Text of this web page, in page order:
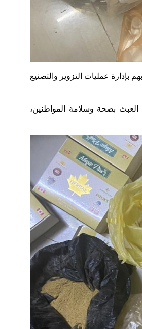
بإدارة عمليات التزوير والتصنيع
بصحة وسلامة المواطنين،